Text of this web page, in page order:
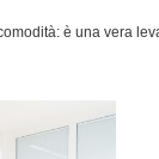
è una vera